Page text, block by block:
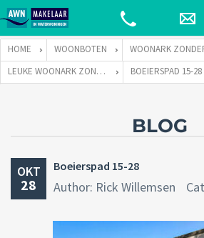
HOME WOONBOTEN
LEUKE WOONARK ZONDER LIGPLAATS
BOEIERSPAD 15-28
BLOG
OKT
28
Boeierspad 15-28
Author: Rick Willemsen